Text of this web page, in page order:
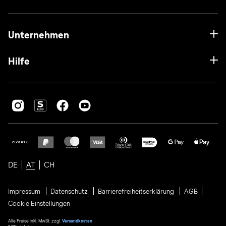
Unternehmen
Hilfe
DE AT CH
Impressum Datenschutz Barrierefreiheitserklärung
AGB
Cookie Einstellungen
Alle Preise inkl. MwSt. zzgl. Versandkosten